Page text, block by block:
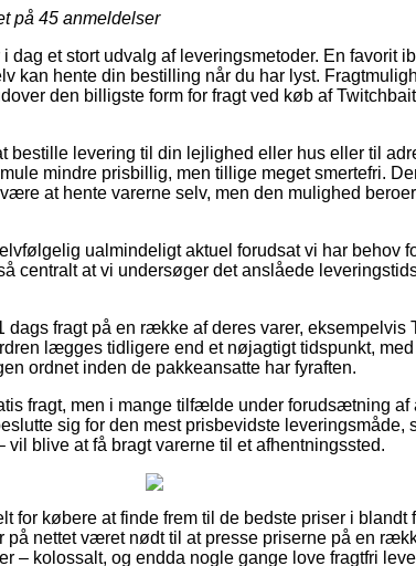
på 45 anmeldelser
et stort udvalg af leveringsmetoder. En favorit
kan hente din bestilling når du har lyst.
den billigste form for fragt ved køb af
bestille levering til din lejlighed eller hus eller til
mindre prisbillig, men tillige meget smertefri.
at hente varerne selv, men den mulighed
ualmindeligt aktuel forudsat vi har behov
centralt at vi undersøger det anslåede
fragt på en række af deres varer, eksempelvis
lægges tidligere end et nøjagtigt tidspunkt,
ordnet inden de pakkeansatte har fyraften.
fragt, men i mange tilfælde under forudsætning af
sig for den mest prisbevidste leveringsmåde,
blive at få bragt varerne til et afhentningssted.
for købere at finde frem til de bedste priser i blandt
på nettet været nødt til at presse priserne på en
– kolossalt, og endda nogle gange love fragtfri